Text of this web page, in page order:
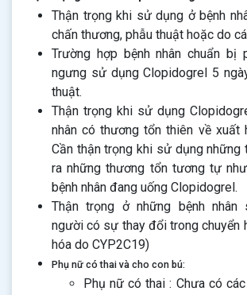
Thận trọng khi sử dụng ở bệnh
chấn thương, phẫu thuật hoặc do
Trường hợp bệnh nhân chuẩn bị
ngưng sử dụng Clopidogrel 5
thuật.
Thận trọng khi sử dụng
nhân có thương tổn thiên về xuất
Cần thận trọng khi sử dụng những
ra những thương tổn tương tự
bệnh nhân đang uống Clopidogrel.
Thận trọng ở những bệnh nhân
người có sự thay đổi trong chuyển
hóa do CYP2C19)
Phụ nữ có thai và cho con bú:
Phụ nữ có thai : Chưa có